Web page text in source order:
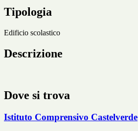
Tipologia
Edificio scolastico
Descrizione
Dove si trova
Istituto Comprensivo Castelverde